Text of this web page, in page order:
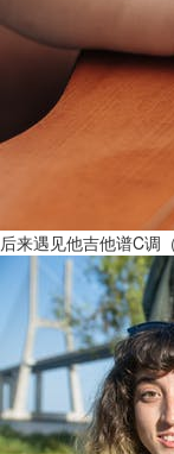
后来遇见他吉他谱C调